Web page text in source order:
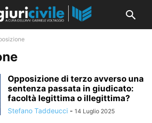
Opposizione di terzo avverso una
sentenza passata in giudicato:
facoltà legittima o illegittima?
Stefano Taddeucci - 14 Luglio 2025